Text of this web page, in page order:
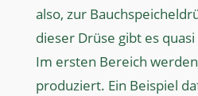
also, zur
dieser Drüse gibt es
Im ersten Bereich
produziert. Ein Beispiel